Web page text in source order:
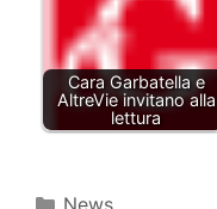
Cara Garbatella e
AltreVie invitano alla
lettura
Categorie